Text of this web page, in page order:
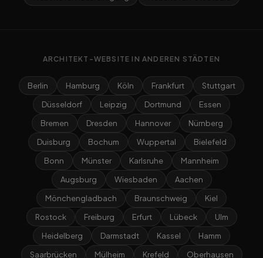
ARCHITEKT-WEBSITE IN ANDEREN STÄDTEN
Berlin Hamburg Köln Frankfurt
Stuttgart
Düsseldorf
Leipzig Dortmund
Essen
Bremen
Dresden Hannover
Nürnberg
Duisburg
Bochum Wuppertal
Bielefeld
Bonn
Münster Karlsruhe
Mannheim
Augsburg
Wiesbaden
Aachen
Mönchengladbach
Braunschweig
Kiel
Rostock
Freiburg Erfurt Lübeck
Ulm
Heidelberg
Darmstadt Kassel
Hamm
Saarbrücken
Mülheim Krefeld Oberhausen